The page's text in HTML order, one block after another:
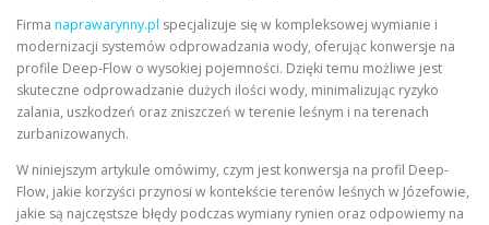
Firma naprawarynny.pl specjalizuje się w kompleksowej wymianie i
modernizacji systemów odprowadzania wody, oferując konwersje na
profile Deep-Flow o wysokiej pojemności. Dzięki temu możliwe jest
skuteczne odprowadzanie dużych ilości wody, minimalizując ryzyko
zalania, uszkodzeń oraz zniszczeń w terenie leśnym i na terenach
zurbanizowanych.
W niniejszym artykule omówimy, czym jest konwersja na profil Deep-
Flow, jakie korzyści przynosi w kontekście terenów leśnych w Józefowie,
jakie są najczęstsze błędy podczas wymiany rynien oraz odpowiemy na